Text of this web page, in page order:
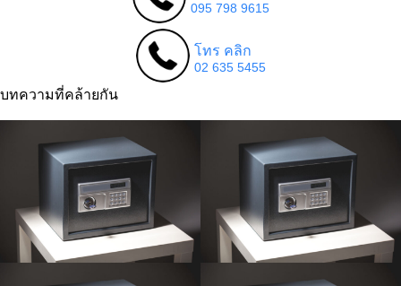
095 798 9615
โทร คลิก
02 635 5455
บทความที่คล้ายกัน